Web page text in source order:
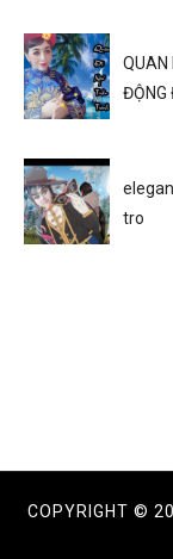
QUAN
ĐỘNG
tro
COPYRIGHT ©